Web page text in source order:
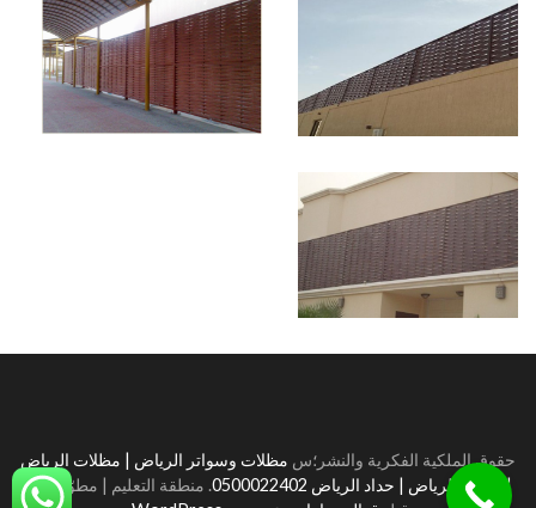
حقوق الملكية الفكرية والنشر؛س مظلات وسواتر الرياض | مظلات الرياض
| سواتر الرياض | حداد الرياض 0500022402
. منطقة التعليم | مطوّرة من